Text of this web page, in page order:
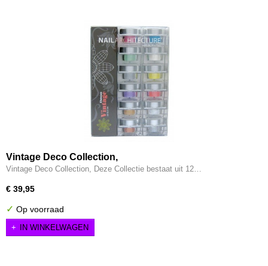
Vintage Deco Collection,
Vintage Deco Collection, Deze Collectie bestaat uit 12…
€ 39,95
✓ Op voorraad
IN WINKELWAGEN